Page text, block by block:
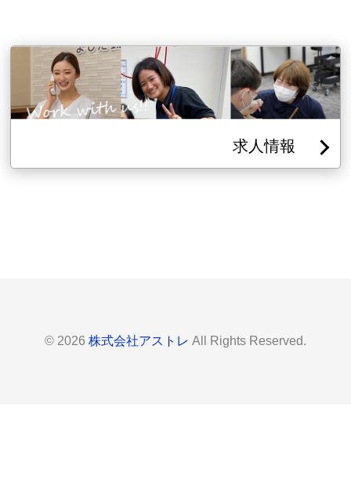
求人情報
© 2026 株式会社アストレ All Rights Reserved.